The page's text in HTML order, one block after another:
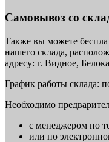
Самовывоз со
Также вы можете
нашего склада,
адресу: г. Видное,
График работы склада:
Необходимо
с менеджером по
или по